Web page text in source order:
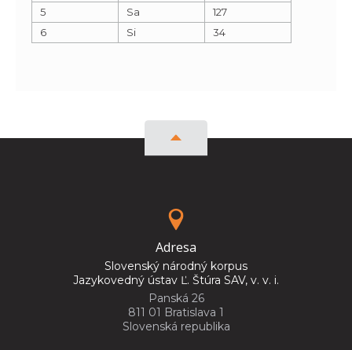
5
Sa
127
6
Si 34
Adresa
Slovenský národný korpus
Jazykovedný ústav Ľ. Štúra SAV, v. v. i.
Panská 26
811 01 Bratislava 1
Slovenská republika